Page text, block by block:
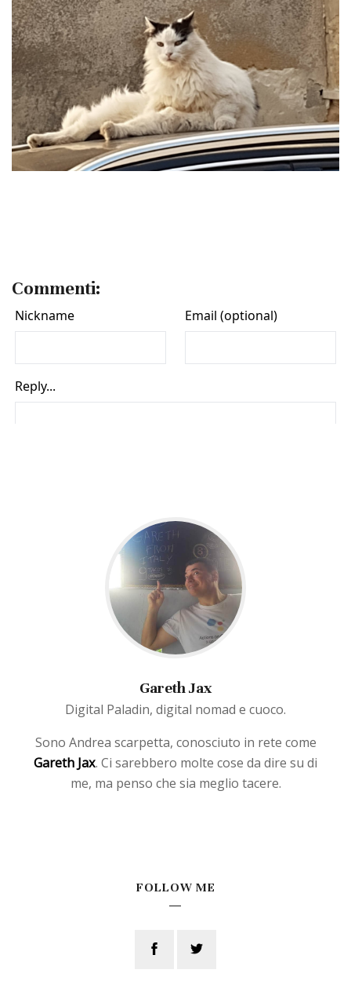
Commenti:
Gareth Jax
Digital Paladin, digital nomad e cuoco.
Sono Andrea scarpetta, conosciuto in rete come
Gareth Jax. Ci sarebbero molte cose da dire su di
me, ma penso che sia meglio tacere.
FOLLOW ME